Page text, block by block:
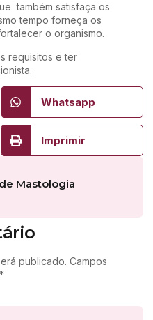
também satisfaça os
tempo forneça os
o organismo.
requisitos e ter
Whatsapp
Imprimir
Mastologia
publicado. Campos
*